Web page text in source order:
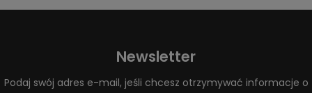
Newsletter
Podaj swój adres e-mail, jeśli chcesz otrzymywać informacje o